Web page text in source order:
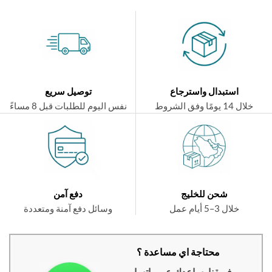
استبدال واسترجاع
توصيل سريع
نفس اليوم للطلبات قبل 8 مساءً
شحن للخليج
دفع آمن
وسائل دفع آمنة ومتعددة
محتاجة اي مساعدة ؟